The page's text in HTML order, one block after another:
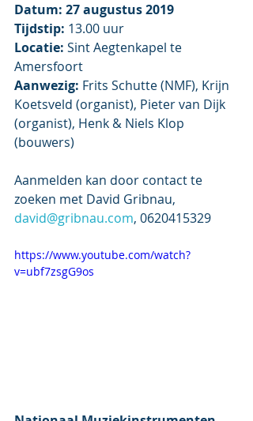
Datum: 27 augustus 2019
Tijdstip: 13.00 uur
Locatie: Sint Aegtenkapel te
Amersfoort
Aanwezig: Frits Schutte (NMF), Krijn
Koetsveld (organist), Pieter van Dijk
(organist), Henk & Niels Klop
(bouwers)
Aanmelden kan door contact te
zoeken met David Gribnau,
david@gribnau.com, 0620415329
https://www.youtube.com/watch?
v=ubf7zsgG9os